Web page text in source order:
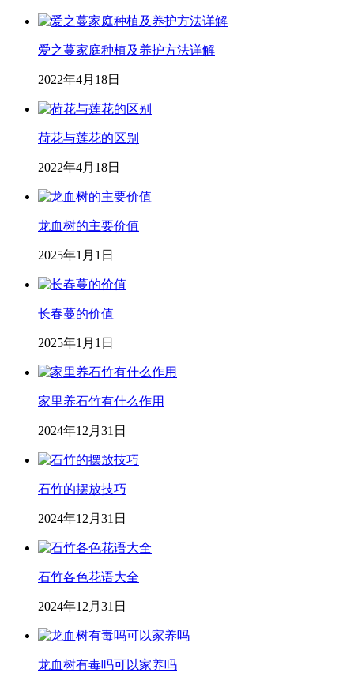
爱之蔓家庭种植及养护方法详解
2022年4月18日
荷花与莲花的区别
2022年4月18日
龙血树的主要价值
2025年1月1日
长春蔓的价值
2025年1月1日
家里养石竹有什么作用
2024年12月31日
石竹的摆放技巧
2024年12月31日
石竹各色花语大全
2024年12月31日
龙血树有毒吗可以家养吗